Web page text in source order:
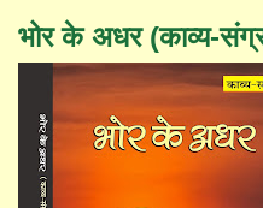
भोर के अधर (काव्य-